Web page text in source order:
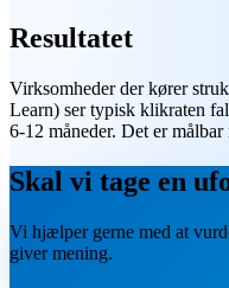
Resultatet
Virksomheder der kører
Learn) ser typisk klikraten
6-12 måneder. Det er
Skal vi tage en
Vi hjælper gerne med at
giver mening.